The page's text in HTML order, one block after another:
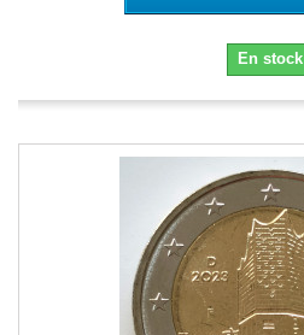
En stock